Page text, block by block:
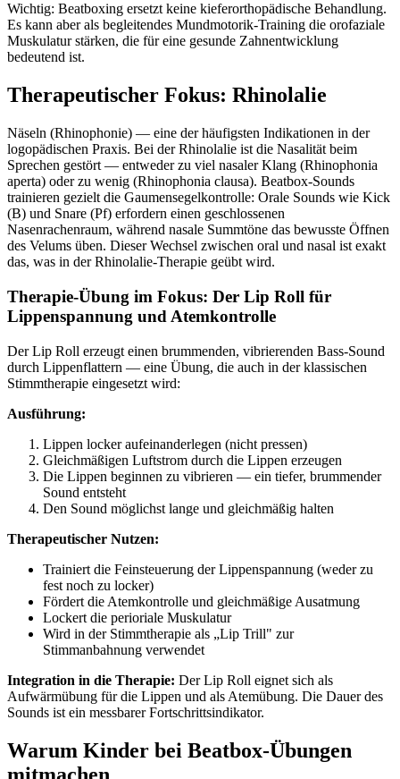
Wichtig: Beatboxing ersetzt keine kieferorthopädische Behandlung.
Es kann aber als begleitendes Mundmotorik-Training die orofaziale
Muskulatur stärken, die für eine gesunde Zahnentwicklung
bedeutend ist.
Therapeutischer Fokus: Rhinolalie
Näseln (Rhinophonie) — eine der häufigsten Indikationen in der
logopädischen Praxis. Bei der Rhinolalie ist die Nasalität beim
Sprechen gestört — entweder zu viel nasaler Klang (Rhinophonia
aperta) oder zu wenig (Rhinophonia clausa). Beatbox-Sounds
trainieren gezielt die Gaumensegelkontrolle: Orale Sounds wie Kick
(B) und Snare (Pf) erfordern einen geschlossenen
Nasenrachenraum, während nasale Summtöne das bewusste Öffnen
des Velums üben. Dieser Wechsel zwischen oral und nasal ist exakt
das, was in der Rhinolalie-Therapie geübt wird.
Therapie-Übung im Fokus: Der Lip Roll für
Lippenspannung und Atemkontrolle
Der Lip Roll erzeugt einen brummenden, vibrierenden Bass-Sound
durch Lippenflattern — eine Übung, die auch in der klassischen
Stimmtherapie eingesetzt wird:
Ausführung:
Lippen locker aufeinanderlegen (nicht pressen)
Gleichmäßigen Luftstrom durch die Lippen erzeugen
Die Lippen beginnen zu vibrieren — ein tiefer, brummender
Sound entsteht
Den Sound möglichst lange und gleichmäßig halten
Therapeutischer Nutzen:
Trainiert die Feinsteuerung der Lippenspannung (weder zu
fest noch zu locker)
Fördert die Atemkontrolle und gleichmäßige Ausatmung
Lockert die perioriale Muskulatur
Wird in der Stimmtherapie als „Lip Trill" zur
Stimmanbahnung verwendet
Integration in die Therapie: Der Lip Roll eignet sich als
Aufwärmübung für die Lippen und als Atemübung. Die Dauer des
Sounds ist ein messbarer Fortschrittsindikator.
Warum Kinder bei Beatbox-Übungen
mitmachen